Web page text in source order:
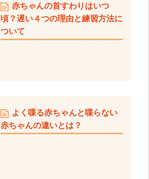
赤ちゃんの首すわりはいつ
頃？遅い４つの理由と練習方法に
ついて
よく喋る赤ちゃんと喋らない
赤ちゃんの違いとは？